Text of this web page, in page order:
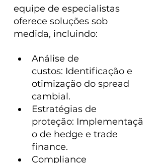
equipe de especialistas
oferece soluções sob
medida, incluindo:
Análise de
custos: Identificação e
otimização do spread
cambial.
Estratégias de
proteção: Implementaçã
o de hedge e trade
finance.
Compliance